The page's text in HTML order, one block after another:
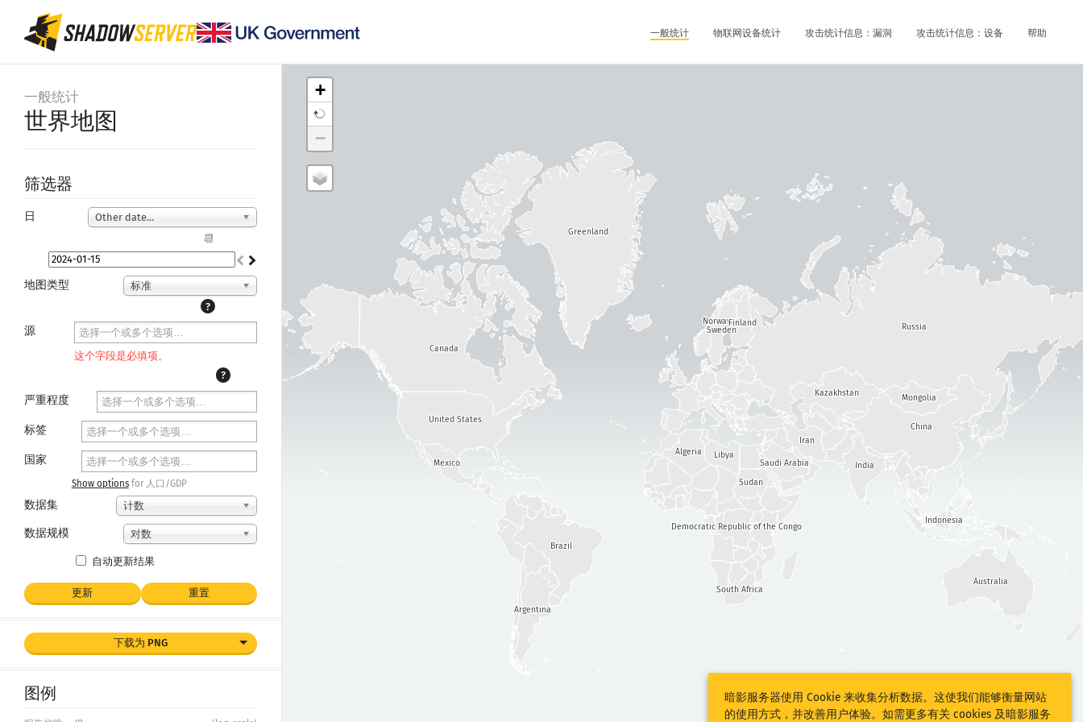
一般统计 物联网设备统计 攻击统计信息：漏洞 攻击统计信息：设备 帮助
一般统计
世界地图
筛选器
日 Other date...
📆
地图类型
标准
?
源
这个字段是必填项。
?
严重程度
标签
国家
Show optionsfor 人口/GDP
数据集 计数
数据规模 对数
自动更新结果
更新 重置
下载为 PNG
图例
Indonesia
Argentina
India
China
Democratic Republic of the Congo
South Africa
Kazakhstan
Brazil
Mongolia
Russia
Norway
Sweden
Finland
Libya
Sudan
Iran
Saudi Arabia
Algeria
United States
Canada
Mexico
Australia
Greenland
+
−
暗影服务器使用 Cookie 来收集分析数据。这使我们能够衡量网站
的使用方式，并改善用户体验。如需更多有关 cookies 及暗影服务